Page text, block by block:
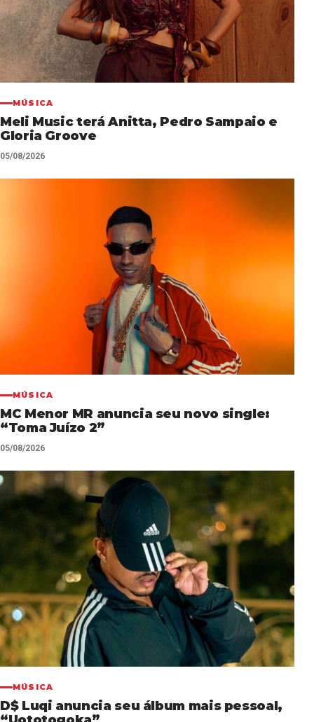
MÚSICA
Meli Music terá Anitta, Pedro Sampaio e
Gloria Groove
05/08/2026
MÚSICA
MC Menor MR anuncia seu novo single:
“Toma Juízo 2”
05/08/2026
MÚSICA
D$ Luqi anuncia seu álbum mais pessoal,